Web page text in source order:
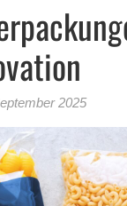
2025